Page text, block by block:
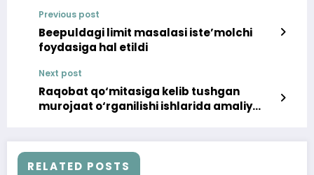
Previous post
Beepuldagi limit masalasi iste’molchi
foydasiga hal etildi
Next post
Raqobat qo‘mitasiga kelib tushgan
murojaat o‘rganilishi ishlarida amaliy
RELATED POSTS